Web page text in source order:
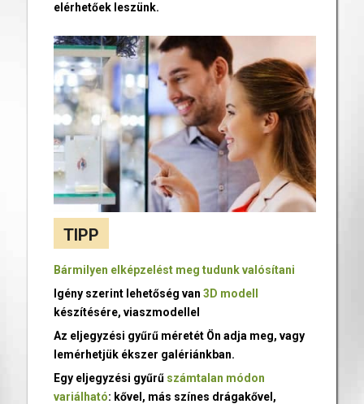
elérhetőek leszünk.
TIPP
Bármilyen elképzelést meg tudunk valósítani
Igény szerint lehetőség van 3D modell
készítésére, viaszmodellel
Az eljegyzési gyűrű méretét Ön adja meg, vagy
lemérhetjük ékszer galériánkban.
Egy eljegyzési gyűrű számtalan módon
variálható: kővel, más színes drágakővel,